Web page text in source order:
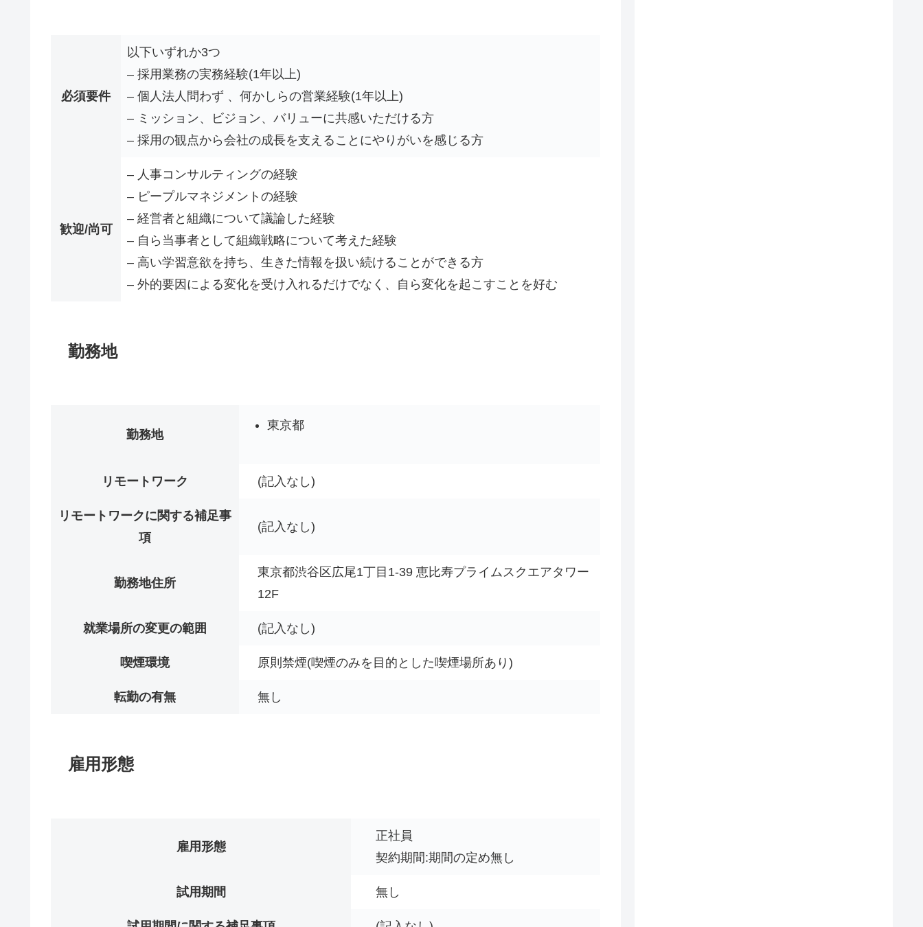
必須要件
以下いずれか3つ
– 採用業務の実務経験(1年以上)
– 個人法人問わず 、何かしらの営業経験(1年以上)
– ミッション、ビジョン、バリューに共感いただける方
– 採用の観点から会社の成長を支えることにやりがいを感じる方
歓迎/尚可
– 人事コンサルティングの経験
– ピープルマネジメントの経験
– 経営者と組織について議論した経験
– 自ら当事者として組織戦略について考えた経験
– 高い学習意欲を持ち、生きた情報を扱い続けることができる方
– 外的要因による変化を受け入れるだけでなく、自ら変化を起こすことを好む
勤務地
勤務地
東京都
リモートワーク (記入なし)
リモートワークに関する補足事
項
(記入なし)
勤務地住所
東京都渋谷区広尾1丁目1-39 恵比寿プライムスクエアタワー
12F
就業場所の変更の範囲 (記入なし)
喫煙環境 原則禁煙(喫煙のみを目的とした喫煙場所あり)
転勤の有無 無し
雇用形態
雇用形態
正社員
契約期間:期間の定め無し
試用期間 無し